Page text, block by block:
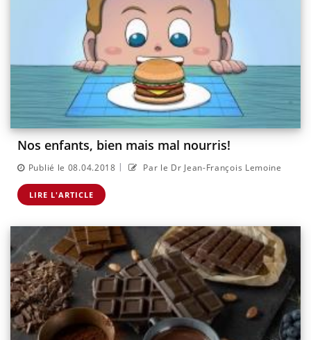
Nos enfants, bien mais mal nourris!
Publié le 08.04.2018 | Par le Dr Jean-François Lemoine
LIRE L'ARTICLE